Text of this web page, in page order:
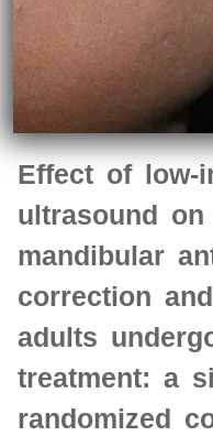
Effect of low-
ultrasound
mandibular
correction
adults
treatment: a
randomized